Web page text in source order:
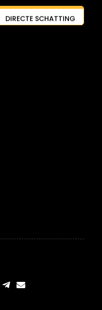
DIRECTE SCHATTING